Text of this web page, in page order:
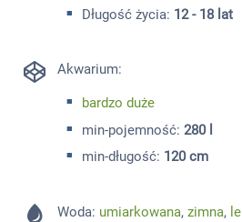
Długość życia: 12 - 18 lat
Akwarium:
bardzo duże
min-pojemność: 280 l
min-długość: 120 cm
Woda: umiarkowana,zimna,